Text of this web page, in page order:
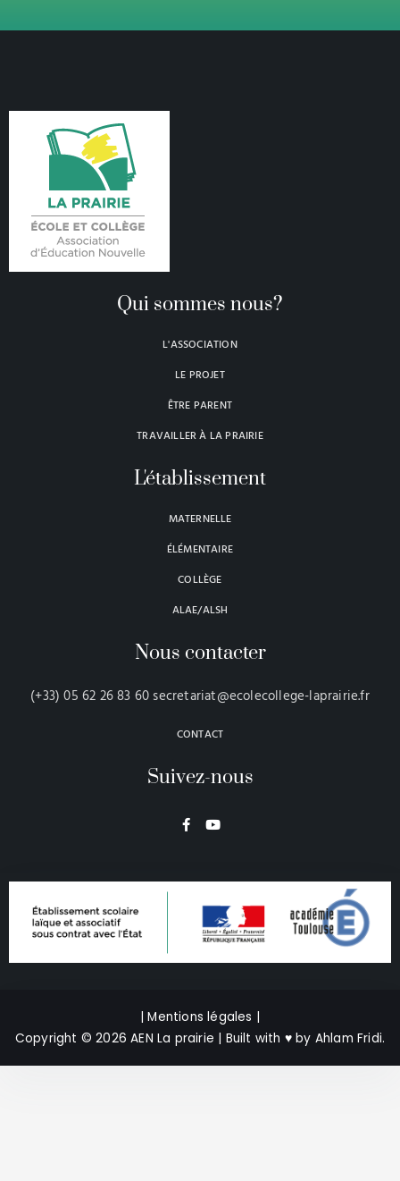
Qui sommes nous?
L'ASSOCIATION
LE PROJET
ÊTRE PARENT
TRAVAILLER À LA PRAIRIE
L'établissement
MATERNELLE
ÉLÉMENTAIRE
COLLÈGE
ALAE/ALSH
Nous contacter
(+33) 05 62 26 83 60 secretariat@ecolecollege-laprairie.fr
CONTACT
Suivez-nous
F
a
o
Y
o
b
| Mentions légales |
Copyright © 2026 AEN La prairie | Built with ♥by Ahlam Fridi.